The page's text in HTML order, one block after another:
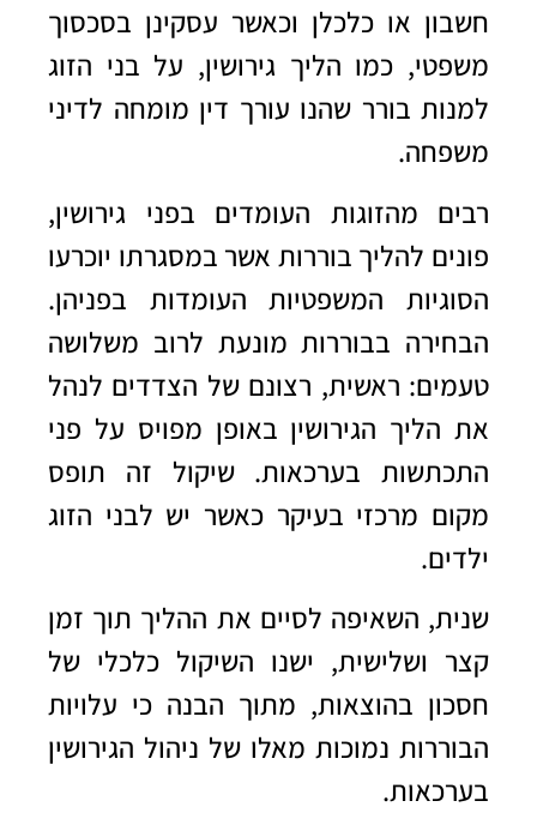
חשבון או כלכלן וכאשר עסקינן בסכסוך
משפטי, כמו הליך גירושין, על בני הזוג
למנות בורר שהנו עורך דין מומחה לדיני
משפחה.
רבים מהזוגות העומדים בפני גירושין,
פונים להליך בוררות אשר במסגרתו יוכרעו
הסוגיות המשפטיות העומדות בפניהן.
הבחירה בבוררות מונעת לרוב משלושה
טעמים: ראשית, רצונם של הצדדים לנהל
את הליך הגירושין באופן מפויס על פני
התכתשות בערכאות. שיקול זה תופס
מקום מרכזי בעיקר כאשר יש לבני הזוג
ילדים.
שנית, השאיפה לסיים את ההליך תוך זמן
קצר ושלישית, ישנו השיקול כלכלי של
חסכון בהוצאות, מתוך הבנה כי עלויות
הבוררות נמוכות מאלו של ניהול הגירושין
בערכאות.